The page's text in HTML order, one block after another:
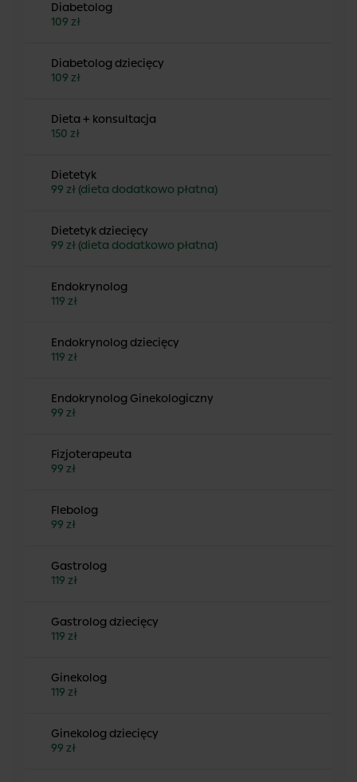
Diabetolog
109 zł
Diabetolog dziecięcy
109 zł
Dieta + konsultacja
150 zł
Dietetyk
99 zł (dieta dodatkowo płatna)
Dietetyk dziecięcy
99 zł (dieta dodatkowo płatna)
Endokrynolog
119 zł
Endokrynolog dziecięcy
119 zł
Endokrynolog Ginekologiczny
99 zł
Fizjoterapeuta
99 zł
Flebolog
99 zł
Gastrolog
119 zł
Gastrolog dziecięcy
119 zł
Ginekolog
119 zł
Ginekolog dziecięcy
99 zł